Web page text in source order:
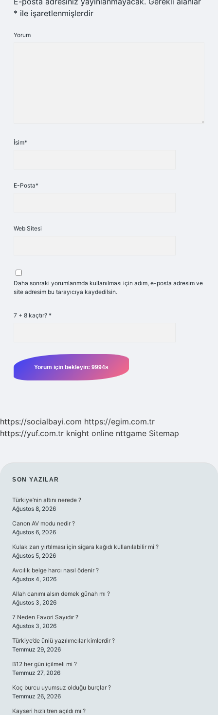
* ile işaretlenmişlerdir
Yorum
İsim*
E-Posta*
Web Sitesi
Daha sonraki yorumlarımda kullanılması için adım, e-posta adresim ve
site adresim bu tarayıcıya kaydedilsin.
7 + 8 kaçtır? *
https://socialbayi.com https://egim.com.tr
https://yuf.com.tr knight online nttgame Sitemap
SIDEBAR
SON YAZILAR
Türkiye’nin altını nerede ?
Ağustos 8, 2026
Canon AV modu nedir ?
Ağustos 6, 2026
Kulak zarı yırtılması için sigara kağıdı kullanılabilir mi ?
Ağustos 5, 2026
Avcılık belge harcı nasıl ödenir ?
Ağustos 4, 2026
Allah canımı alsın demek günah mı ?
Ağustos 3, 2026
7 Neden Favori Sayıdır ?
Ağustos 3, 2026
Türkiye’de ünlü yazılımcılar kimlerdir ?
Temmuz 29, 2026
B12 her gün içilmeli mi ?
Temmuz 27, 2026
Koç burcu uyumsuz olduğu burçlar ?
Temmuz 26, 2026
Kayseri hızlı tren açıldı mı ?